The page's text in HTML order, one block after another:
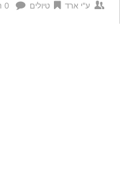
ע"י ארד טיולים 0 תגובות